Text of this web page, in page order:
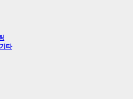
타